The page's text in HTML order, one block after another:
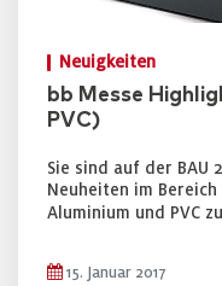
Neuigkeiten
bb Messe
PVC)
Sie sind auf der BAU
Neuheiten im
Aluminium und PVC
15. Januar 2017